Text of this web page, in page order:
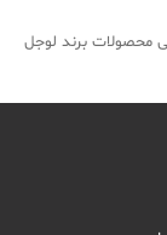
محصولات برند لوجل